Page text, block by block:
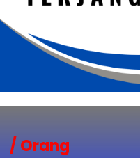
/ Orang